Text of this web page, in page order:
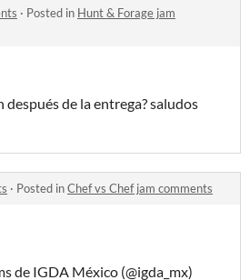
· Posted in Hunt & Forage jam
después de la entrega? saludos
· Posted inChef vs Chef jam comments
de IGDA México (@igda_mx)